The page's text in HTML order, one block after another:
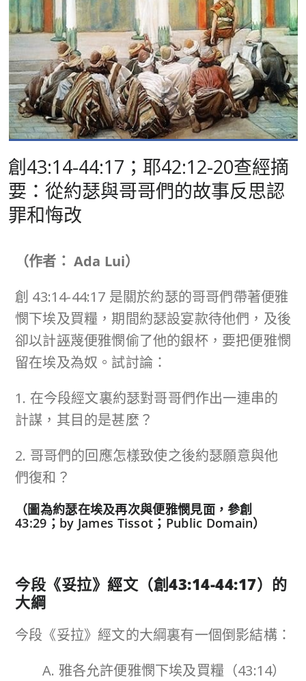
創43:14-44:17；耶42:12-20查經摘
要：從約瑟與哥哥們的故事反思認
罪和悔改
（作者： Ada Lui）
創 43:14-44:17 是關於約瑟的哥哥們帶著便雅
憫下埃及買糧，期間約瑟設宴款待他們，及後
卻以計誣蔑便雅憫偷了他的銀杯，要把便雅憫
留在埃及為奴。試討論：
1. 在今段經文裏約瑟對哥哥們作出一連串的
計謀，其目的是甚麼？
2. 哥哥們的回應怎樣致使之後約瑟願意與他
們復和？
（圖為約瑟在埃及再次與便雅憫見面，參創
43:29；by James Tissot；Public Domain）
今段《妥拉》經文（創43:14-44:17）的
大綱
今段《妥拉》經文的大綱裏有一個倒影結構：
A. 雅各允許便雅憫下埃及買糧（43:14）